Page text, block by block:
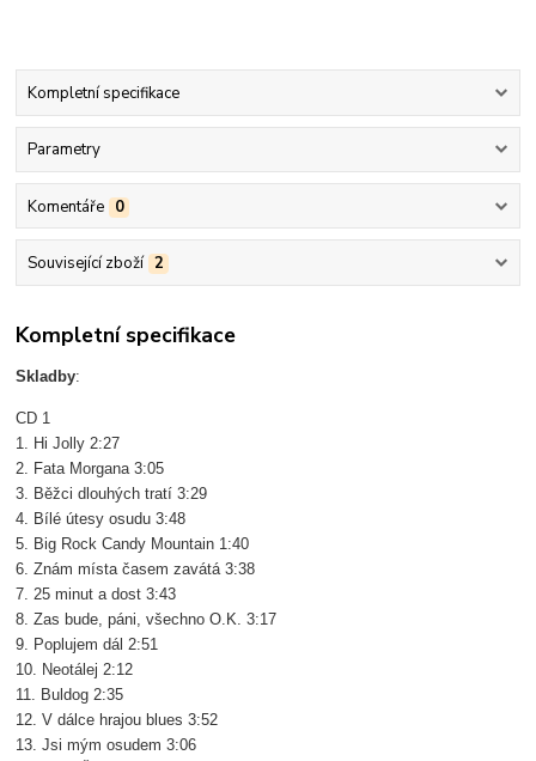
Kompletní specifikace
Parametry
Komentáře 0
Související zboží 2
Kompletní specifikace
Skladby:
CD 1
1. Hi Jolly 2:27
2. Fata Morgana 3:05
3. Běžci dlouhých tratí 3:29
4. Bílé útesy osudu 3:48
5. Big Rock Candy Mountain 1:40
6. Znám místa časem zavátá 3:38
7. 25 minut a dost 3:43
8. Zas bude, páni, všechno O.K. 3:17
9. Poplujem dál 2:51
10. Neotálej 2:12
11. Buldog 2:35
12. V dálce hrajou blues 3:52
13. Jsi mým osudem 3:06